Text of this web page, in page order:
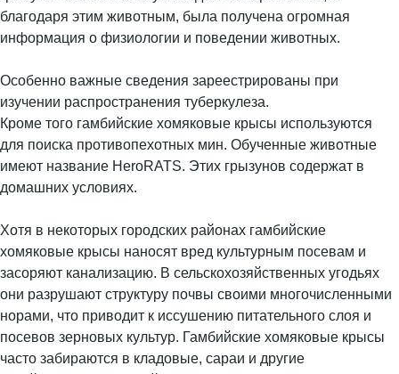
благодаря этим животным, была получена огромная
информация о физиологии и поведении животных.
Особенно важные сведения зареестрированы при
изучении распространения туберкулеза.
Кроме того гамбийские хомяковые крысы используются
для поиска противопехотных мин. Обученные животные
имеют название HeroRATS. Этих грызунов содержат в
домашних условиях.
Хотя в некоторых городских районах гамбийские
хомяковые крысы наносят вред культурным посевам и
засоряют канализацию. В сельскохозяйственных угодьях
они разрушают структуру почвы своими многочисленными
норами, что приводит к иссушению питательного слоя и
посевов зерновых культур. Гамбийские хомяковые крысы
часто забираются в кладовые, сараи и другие